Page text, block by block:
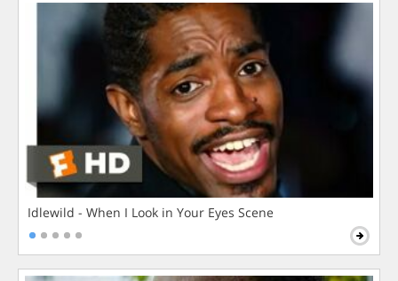
Idlewild - When I Look in Your Eyes Scene